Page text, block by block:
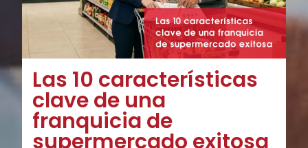
Las 10 características
clave de una
franquicia de
supermercado exitosa